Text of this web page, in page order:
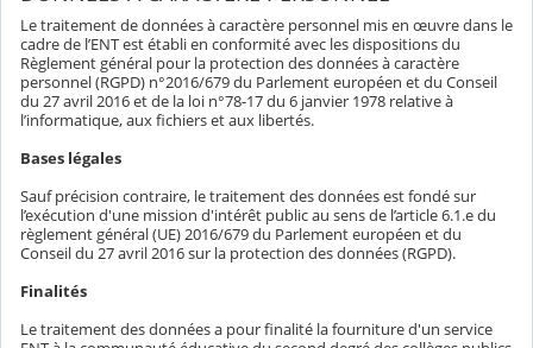
Le traitement de données à caractère personnel mis en œuvre dans le
cadre de l’ENT est établi en conformité avec les dispositions du
Règlement général pour la protection des données à caractère
personnel (RGPD) n°2016/679 du Parlement européen et du Conseil
du 27 avril 2016 et de la loi n°78-17 du 6 janvier 1978 relative à
l’informatique, aux fichiers et aux libertés.
Bases légales
Sauf précision contraire, le traitement des données est fondé sur
l’exécution d'une mission d'intérêt public au sens de l’article 6.1.e du
règlement général (UE) 2016/679 du Parlement européen et du
Conseil du 27 avril 2016 sur la protection des données (RGPD).
Finalités
Le traitement des données a pour finalité la fourniture d'un service